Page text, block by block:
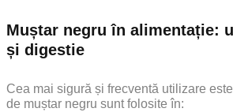
Muștar negru în alimentație:
și digestie
Cea mai sigură și frecventă utilizare este
de muștar negru sunt folosite în: